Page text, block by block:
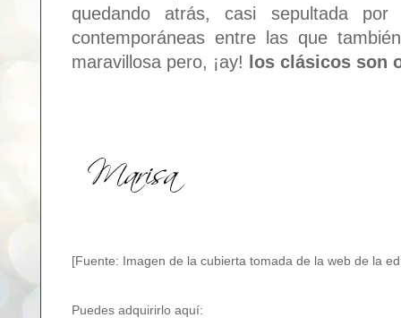
quedando atrás, casi sepultada
contemporáneas entre las que
maravillosa pero, ¡ay! los clásicos son
[Fuente: Imagen de la cubierta tomada de la web de la
Puedes adquirirlo aquí: